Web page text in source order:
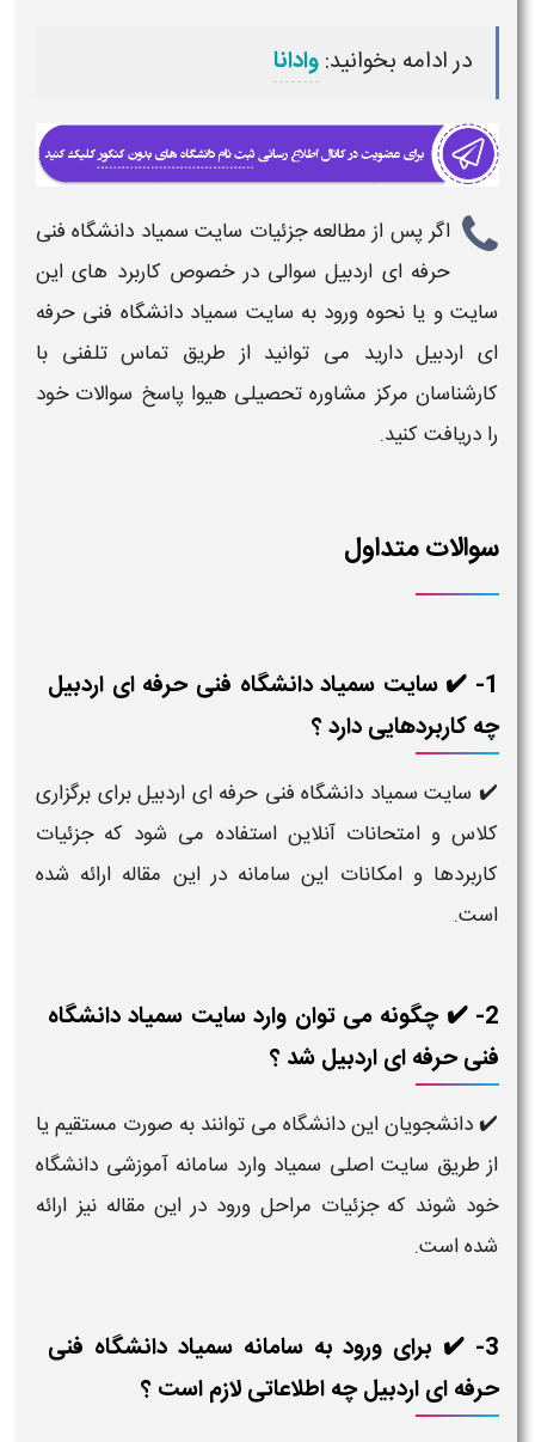
در ادامه بخوانید:وادانا
اگر پس از مطالعه جزئیات سایت سمیاد دانشگاه فنی
حرفه ای اردبیل سوالی در خصوص کاربرد های این
سایتو یانحوه ورود به سایت سمیاد دانشگاه فنی حرفه
ای اردبیل دارید می توانید از طریق تماس تلفنی با
کارشناسان مرکز مشاوره تحصیلی هیوا پاسخ سوالات خود
را دریافت کنید.
سوالات متداول
1- ✔️ سایت سمیاد دانشگاه فنی حرفه ای اردبیل
چه کاربردهایی دارد ؟
✔️ سایت سمیاد دانشگاه فنی حرفه ای اردبیل برای برگزاری
کلاس و امتحانات آنلاین استفاده می شود که جزئیات
کاربردها و امکانات این سامانه در این مقاله ارائه شده
است.
2- ✔️ چگونه می توان وارد سایت سمیاد دانشگاه
فنی حرفه ای اردبیل شد ؟
✔️ دانشجویان این دانشگاه می توانند به صورت مستقیم یا
از طریق سایت اصلی سمیاد وارد سامانه آموزشی دانشگاه
خود شوند که جزئیات مراحل ورود در این مقاله نیز ارائه
شده است.
3- ✔️ برای ورود به سامانه سمیاد دانشگاه فنی
حرفه ای اردبیل چه اطلاعاتی لازم است ؟